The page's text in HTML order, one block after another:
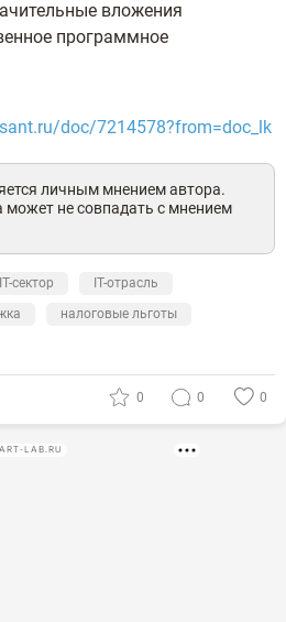
вложения
программное
doc/7214578?from=doc_lk
личным мнением автора.
может не совпадать с мнением
IT-сектор
IT-отрасль
налоговые льготы
0 0 0
LAB.RU